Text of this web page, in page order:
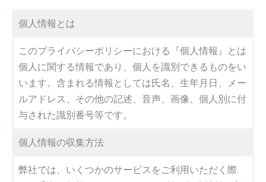
個人情報とは
このプライバシーポリシーにおける『個人情報』とは
個人に関する情報であり、個人を識別できるものをい
います。含まれる情報としては氏名、生年月日、メー
ルアドレス、その他の記述、音声、画像、個人別に付
与された識別番号等です。
個人情報の収集方法
弊社では、いくつかのサービスをご利用いただく際